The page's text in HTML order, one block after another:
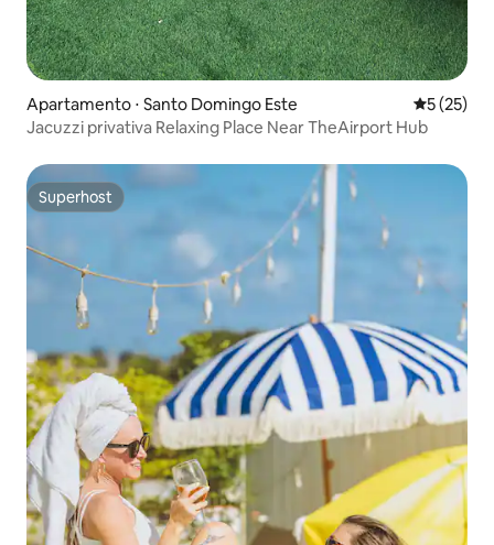
Apartamento ⋅ Santo Domingo Este 5 de uma
5 (25)
Jacuzzi privativa Relaxing Place Near TheAirport Hub
Superhost
Superhost